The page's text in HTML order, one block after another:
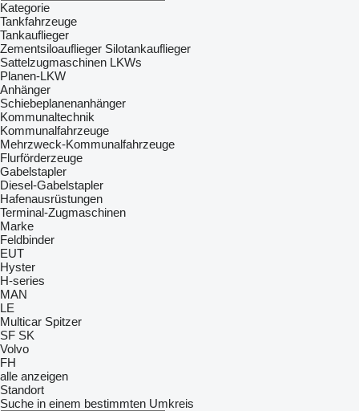
Kategorie
Tankfahrzeuge
Tankauflieger
Zementsiloauflieger Silotankauflieger
Sattelzugmaschinen LKWs
Planen-LKW
Anhänger
Schiebeplanenanhänger
Kommunaltechnik
Kommunalfahrzeuge
Mehrzweck-Kommunalfahrzeuge
Flurförderzeuge
Gabelstapler
Diesel-Gabelstapler
Hafenausrüstungen
Terminal-Zugmaschinen
Marke
Feldbinder
EUT
Hyster
H-series
MAN
LE
Multicar Spitzer
SF SK
Volvo
FH
alle anzeigen
Standort
Suche in einem bestimmten Umkreis